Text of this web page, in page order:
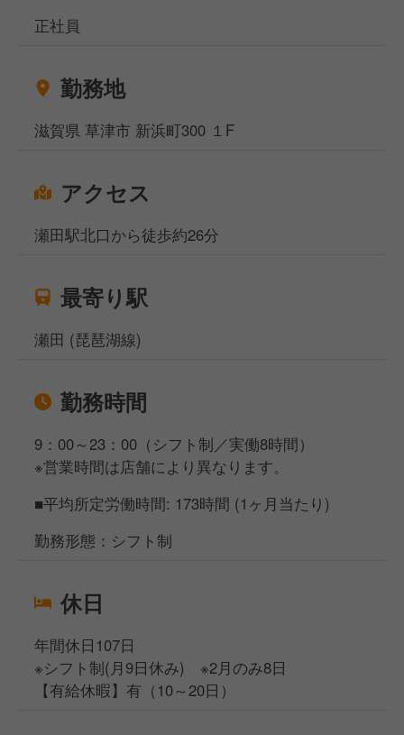
正社員
勤務地
滋賀県 草津市 新浜町300 １F
アクセス
瀬田駅北口から徒歩約26分
最寄り駅
瀬田 (琵琶湖線)
勤務時間
9：00～23：00（シフト制／実働8時間）
※営業時間は店舗により異なります。
■平均所定労働時間: 173時間 (1ヶ月当たり)
勤務形態：シフト制
休日
年間休日107日
※シフト制(月9日休み) ※2月のみ8日
【有給休暇】有（10～20日）